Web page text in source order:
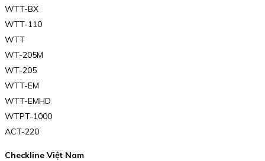
WTT-BX
WTT-110
WTT
WT-205M
WT-205
WTT-EM
WTT-EMHD
WTPT-1000
ACT-220
Checkline Việt Nam